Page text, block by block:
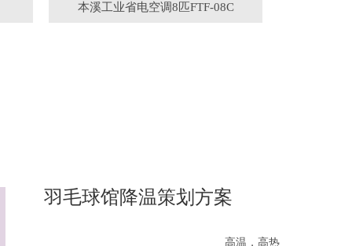
本溪工业省电空调8匹FTF-08C
羽毛球馆降温策划方案
高温，高热